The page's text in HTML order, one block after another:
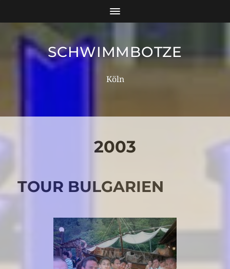
SCHWIMMBOTZE
Köln
2003
TOUR BULGARIEN